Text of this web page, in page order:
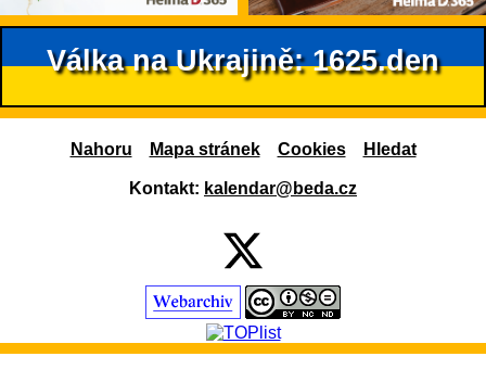
Válka na Ukrajině: 1625.den
Nahoru Mapa stránek Cookies Hledat
Kontakt: kalendar@beda.cz